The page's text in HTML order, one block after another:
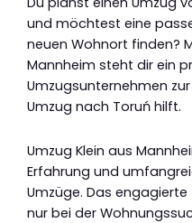
und möchtest eine
neuen Wohnort finden?
Mannheim steht dir ein
Umzugsunternehmen
Umzug nach Toruń hilft.
Umzug Klein aus
Erfahrung und
Umzüge. Das
nur bei der